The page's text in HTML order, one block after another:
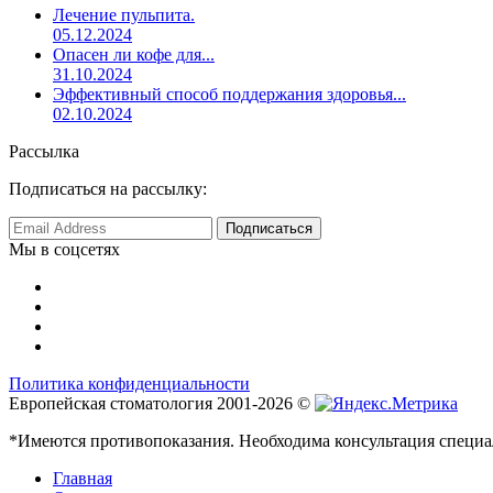
Лечение пульпита.
05.12.2024
Опасен ли кофе для...
31.10.2024
Эффективный способ поддержания здоровья...
02.10.2024
Рассылка
Подписаться на рассылку:
Мы в соцсетях
Политика конфиденциальности
Европейская стоматология 2001-2026 ©
*Имеются противопоказания. Необходима консультация
Главная